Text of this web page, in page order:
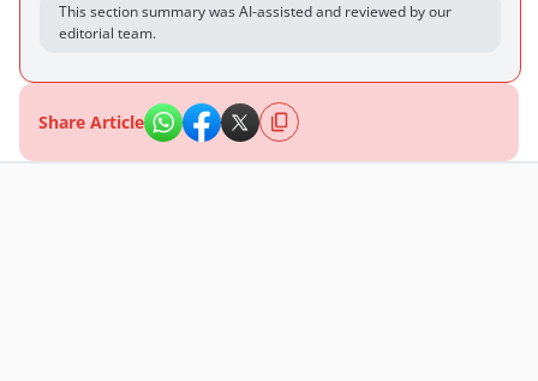
This section summary was AI-assisted and reviewed by our
editorial team.
Share Article